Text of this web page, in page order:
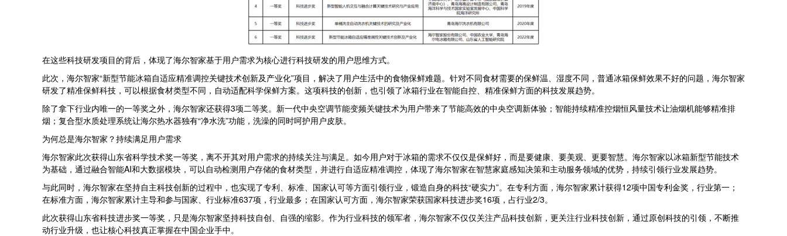
在这些科技研发项目的背后，体现了海尔智家基于用户需求为核心进行科技研发的用户思维方式。
此次，海尔智家“新型节能冰箱自适应精准调控关键技术创新及产业化”项目，解决了用户生活中的食物保鲜难题。针对不同食材需要的保鲜温、湿度不同，普通冰箱保鲜效果不好的问题，海尔智家
研发了精准保鲜科技，可以根据食材类型不同，自动适配科学保鲜方案。这项科技的创新，也引领了冰箱行业在智能自控、精准保鲜方面的科技发展趋势。
除了拿下行业内唯一的一等奖之外，海尔智家还获得3项二等奖。新一代中央空调节能变频关键技术为用户带来了节能高效的中央空调新体验；智能持续精准控烟恒风量技术让油烟机能够精准排
烟；复合型水质处理系统让海尔热水器独有“净水洗”功能，洗澡的同时呵护用户皮肤。
为何总是海尔智家？持续满足用户需求
海尔智家此次获得山东省科学技术奖一等奖，离不开其对用户需求的持续关注与满足。如今用户对于冰箱的需求不仅仅是保鲜好，而是要健康、要美观、更要智慧。海尔智家以冰箱新型节能技术
为基础，通过融合智能AI和大数据模块，可以自动检测用户存储的食材类型，并进行自适应精准调控，体现了海尔智家在智慧家庭感知决策和主动服务领域的优势，持续引领行业发展趋势。
与此同时，海尔智家在坚持自主科技创新的过程中，也实现了专利、标准、国家认可等方面引领行业，锻造自身的科技“硬实力”。在专利方面，海尔智家累计获得12项中国专利金奖，行业第一；
在标准方面，海尔智家累计主导和参与国家、行业标准637项，行业最多；在国家认可方面，海尔智家荣获国家科技进步奖16项，占行业2/3。
此次获得山东省科技进步奖一等奖，只是海尔智家坚持科技自创、自强的缩影。作为行业科技的领军者，海尔智家不仅仅关注产品科技创新，更关注行业科技创新，通过原创科技的引领，不断推
动行业升级，也让核心科技真正掌握在中国企业手中。